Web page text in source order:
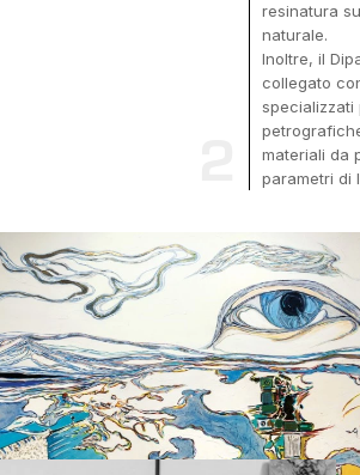
resinatura
naturale.
Inoltre, il
collegato
specializzati
materiali da
parametri di